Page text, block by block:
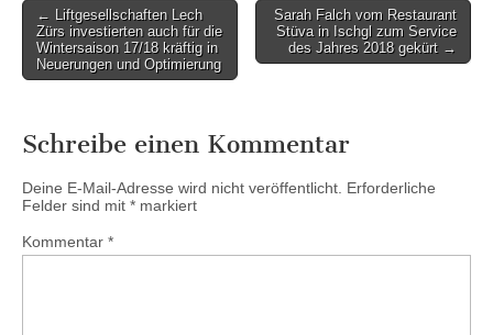
Post
navigation
← Liftgesellschaften Lech
Zürs investierten auch für die
Wintersaison 17/18 kräftig in
Neuerungen und Optimierung
Sarah Falch vom Restaurant
Stüva in Ischgl zum Service
des Jahres 2018 gekürt →
Schreibe einen Kommentar
Deine E-Mail-Adresse wird nicht veröffentlicht. Erforderliche
Felder sind mit * markiert
Kommentar *